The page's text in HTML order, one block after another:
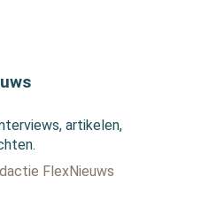
artikelen,
FlexNieuws